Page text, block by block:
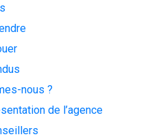
nous ?
de l’agence